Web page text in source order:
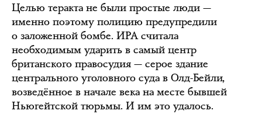
Целью теракта не были простые люди —
именно поэтому полицию предупредили
о заложенной бомбе. ИРА считала
необходимым ударить в самый центр
британского правосудия — серое здание
центрального уголовного суда в Олд-Бейли,
возведённое в начале века на месте бывшей
Ньюгейтской тюрьмы. И им это удалось.